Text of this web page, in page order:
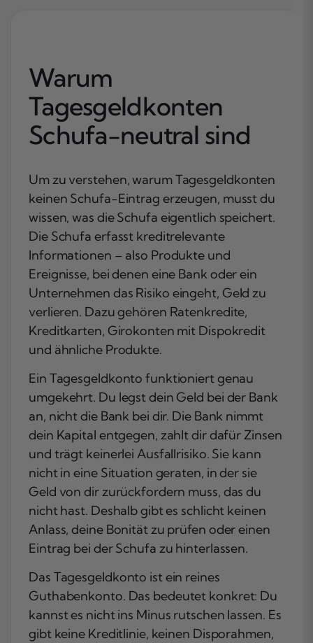
Warum
Tagesgeldkonten
Schufa-neutral sind
Um zu verstehen, warum Tagesgeldkonten
keinen Schufa-Eintrag erzeugen, musst du
wissen, was die Schufa eigentlich speichert.
Die Schufa erfasst kreditrelevante
Informationen – also Produkte und
Ereignisse, bei denen eine Bank oder ein
Unternehmen das Risiko eingeht, Geld zu
verlieren. Dazu gehören Ratenkredite,
Kreditkarten, Girokonten mit Dispokredit
und ähnliche Produkte.
Ein Tagesgeldkonto funktioniert genau
umgekehrt. Du legst dein Geld bei der Bank
an, nicht die Bank bei dir. Die Bank nimmt
dein Kapital entgegen, zahlt dir dafür Zinsen
und trägt keinerlei Ausfallrisiko. Sie kann
nicht in eine Situation geraten, in der sie
Geld von dir zurückfordern muss, das du
nicht hast. Deshalb gibt es schlicht keinen
Anlass, deine Bonität zu prüfen oder einen
Eintrag bei der Schufa zu hinterlassen.
Das Tagesgeldkonto ist ein reines
Guthabenkonto. Das bedeutet konkret: Du
kannst es nicht ins Minus rutschen lassen. Es
gibt keine Kreditlinie, keinen Disporahmen,